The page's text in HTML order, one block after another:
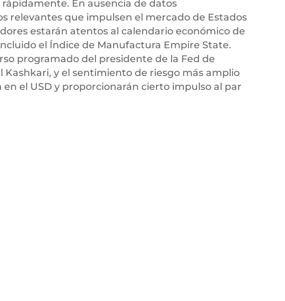
En ausencia de datos
relevantes que impulsen el mercado de Estados
estarán atentos al calendario económico de
el Índice de Manufactura Empire State.
programado del presidente de la Fed de
Kashkari, y el sentimiento de riesgo más amplio
el USD y proporcionarán cierto impulso al par